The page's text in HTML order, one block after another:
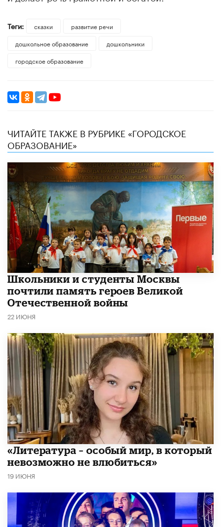
Теги: сказки
развитие речи
дошкольное образование
дошкольники
городское образование
ЧИТАЙТЕ ТАКЖЕ В РУБРИКЕ «ГОРОДСКОЕ
ОБРАЗОВАНИЕ»
Школьники и студенты Москвы
почтили память героев Великой
Отечественной войны
22 ИЮНЯ
​«Литература – особый мир, в который
невозможно не влюбиться»
19 ИЮНЯ